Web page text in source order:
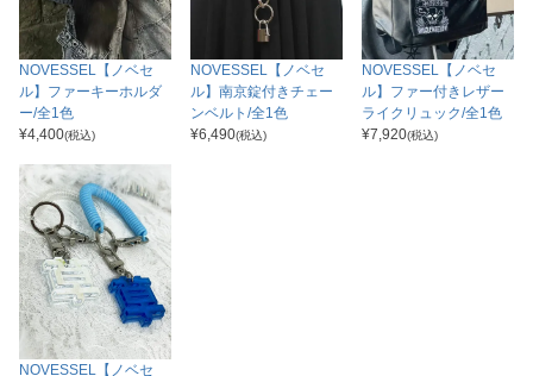
NOVESSEL【ノベセ
ル】ファーキーホルダ
ー/全1色
¥4,400(税込)
NOVESSEL【ノベセ
ル】南京錠付きチェー
ンベルト/全1色
¥6,490(税込)
NOVESSEL【ノベセ
ル】ファー付きレザー
ライクリュック/全1色
¥7,920(税込)
NOVESSEL【ノベセ